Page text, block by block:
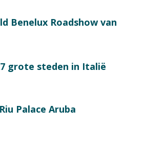
Benelux Roadshow van
grote steden in Italië
Palace Aruba